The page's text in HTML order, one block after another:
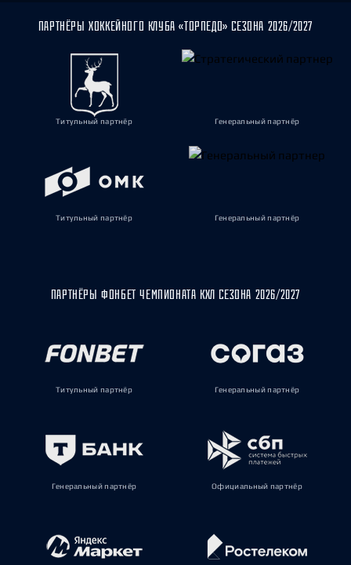
ПАРТНЁРЫ ХОККЕЙНОГО КЛУБА «ТОРПЕДО» СЕЗОНА 2026/2027
Титульный партнёр Генеральный партнёр
Титульный партнёр Генеральный партнёр
ПАРТНЁРЫ ФОНБЕТ ЧЕМПИОНАТА КХЛ СЕЗОНА 2026/2027
Титульный партнёр Генеральный партнёр
Генеральный партнёр Официальный партнёр